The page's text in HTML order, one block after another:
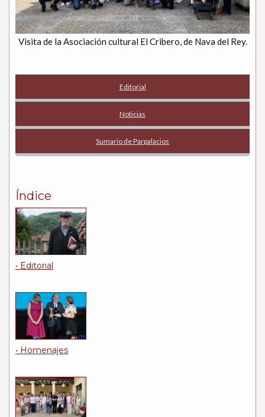
Visita de la Asociación cultural El Cribero, de Nava del Rey.
Editorial
Noticias
Sumario de Parpalacios
Índice
• Editorial
• Homenajes